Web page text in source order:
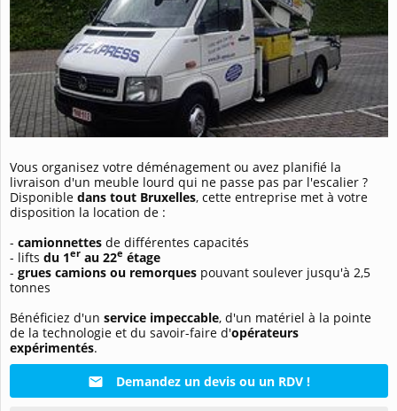
Vous organisez votre déménagement ou avez planifié la
livraison d'un meuble lourd qui ne passe pas par l'escalier ?
Disponible dans tout Bruxelles, cette entreprise met à votre
disposition la location de :
- camionnettes de différentes capacités
- lifts du 1er au 22e étage
- grues camions ou remorques pouvant soulever jusqu'à 2,5
tonnes
Bénéficiez d'un service impeccable, d'un matériel à la pointe
de la technologie et du savoir-faire d'opérateurs
expérimentés.
Demandez un devis ou un RDV !